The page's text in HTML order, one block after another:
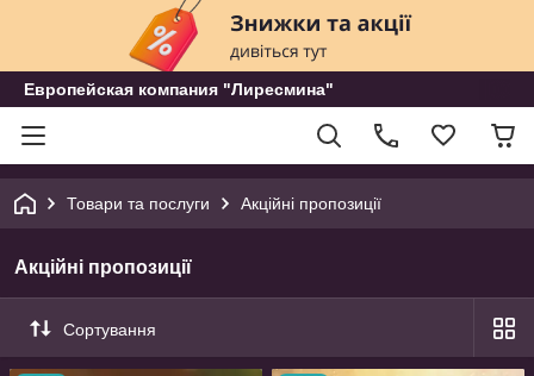
Европейская компания "Лиресмина"
Товари та послуги Акційні пропозиції
Акційні пропозиції
Сортування